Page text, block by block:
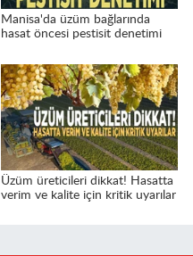
Manisa'da üzüm bağlarında
hasat öncesi pestisit denetimi
Üzüm üreticileri dikkat! Hasatta
verim ve kalite için kritik uyarılar